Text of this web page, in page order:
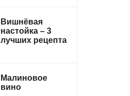
Вишнёвая
настойка – 3
лучших рецепта
Малиновое
вино